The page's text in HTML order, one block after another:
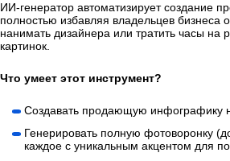
ИИ-генератор автоматизирует создание
полностью избавляя владельцев бизнеса
нанимать дизайнера или тратить часы на
картинок.
Что умеет этот инструмент?
Создавать продающую инфографику
Генерировать полную фотоворонку
каждое с уникальным акцентом для